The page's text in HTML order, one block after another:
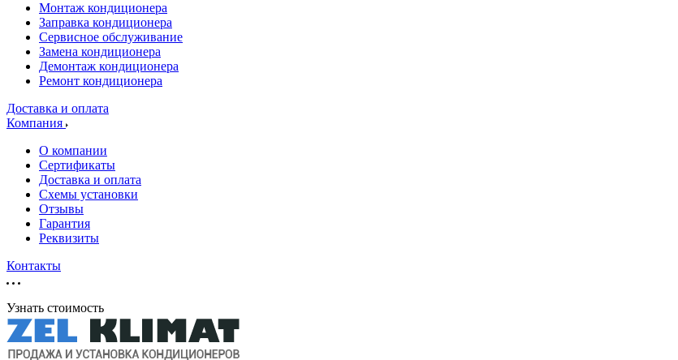
Монтаж кондиционера
Заправка кондиционера
Сервисное обслуживание
Замена кондиционера
Демонтаж кондиционера
Ремонт кондиционера
Доставка и оплата
Компания
О компании
Сертификаты
Доставка и оплата
Схемы установки
Отзывы
Гарантия
Реквизиты
Контакты
Узнать стоимость